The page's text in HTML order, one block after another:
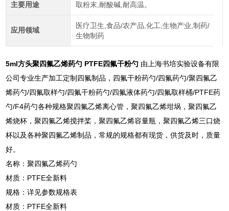
主要用途 取粉末,耐酸碱,耐高温。
应用领域
医疗卫生,食品/农产品,化工,生物产业,制药/
生物制药
5ml方头聚四氟乙烯药勺 PTFE四氟干粉勺 由上海书培实验设备有限
公司专业生产加工定制四氟制品，四氟干粉药勺/四氟药勺/聚四氟乙
烯药勺/四氟取样勺/四氟干粉药勺/四氟液体药勺/四氟取样桶/PTFE药
勺/F4药勺各种规格聚四氟乙烯离心管，聚四氟乙烯坩埚，聚四氟乙
烯烧杯，聚四氟乙烯搅拌桨，聚四氟乙烯容量瓶，聚四氟乙烯三口烧
杯以及各种聚四氟乙烯制品，常规的规格都有现货，供货及时，质量
好。
名称：聚四氟乙烯药勺
材质：PTFE全新料
规格：详见参数规格表
材质：PTFE全新料